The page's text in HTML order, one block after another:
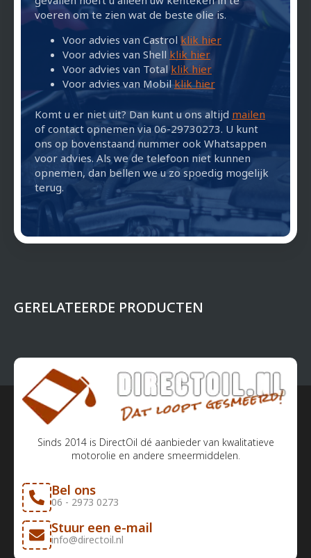
voeren om te zien wat de beste olie is.
Voor advies van Castrol klik hier
Voor advies van Shell klik hier
Voor advies van Totalklik hier
Voor advies van Mobilklik hier
Komt u er niet uit? Dan kunt u ons altijd mailen
of contact opnemen via 06-29730273. U kunt
ons op bovenstaand nummer ook Whatsappen
voor advies. Als we de telefoon niet kunnen
opnemen, dan bellen we u zo spoedig mogelijk
terug.
GERELATEERDE PRODUCTEN
Sinds 2014 is DirectOil dé aanbieder van kwalitatieve
motorolie en andere smeermiddelen.
Bel ons
06 - 2973 0273
Stuur een e-mail
info@directoil.nl